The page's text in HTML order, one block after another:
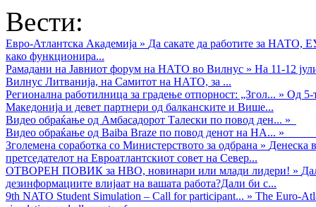
Вести:
Евро-Атлантска Академија » Да сакате да работите за НАТО,
како функционира...
Рамадани на Јавниот форум на НАТО во Вилнус » На 11-12
Вилнус Литванија, на Самитот на НАТО, за ...
Регионална работилница за градење отпорност: „Згол... » Од 5-
Македонија и девет партнери од балканските и Више...
Видео обраќањe од Амбасадорот Талески по повод ден... »
Видео обраќање од Baiba Braze по повод денот на НА... »
Зголемена соработка со Министерството за одбрана » Денеска
претседателот на Евроатлантскиот совет на Север...
ОТВОРЕН ПОВИК за НВО, новинари или млади лидери! »
дезинформациите влијаат на вашата работа?Дали би с...
9th NATO Student Simulation – Call for participant... » The Euro-